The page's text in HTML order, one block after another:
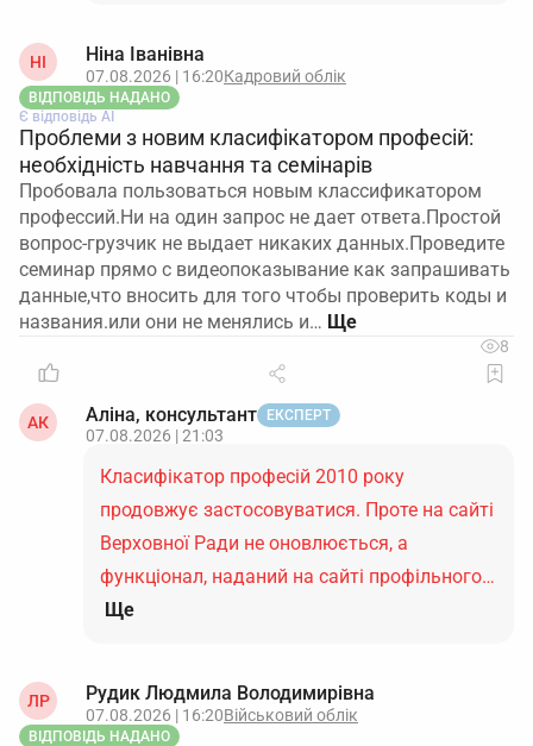
НІ Ніна Іванівна
07.08.2026 | 16:20Кадровий облік
ВІДПОВІДЬ НАДАНО
Є відповідь АІ
Проблеми з новим класифікатором професій:
необхідність навчання та семінарів
Пробовала пользоваться новым классификатором
профессий.Ни на один запрос не дает ответа.Простой
вопрос-грузчик не выдает никаких данных.Проведите
семинар прямо с видеопоказывание как запрашивать
данные,что вносить для того чтобы проверить коды и
названия.или они не менялись и…
8
АК Аліна, консультант ЕКСПЕРТ
07.08.2026 | 21:03
Класифікатор професій 2010 року
продовжує застосовуватися. Проте на сайті
Верховної Ради не оновлюється, а
функціонал, наданий на сайті профільного…
Ще
ЛР Рудик Людмила Володимирівна
07.08.2026 | 16:20Військовий облік
ВІДПОВІДЬ НАДАНО